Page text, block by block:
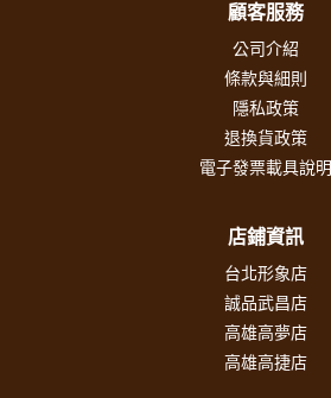
顧客服務
公司介紹
條款與細則
隱私政策
退換貨政策
電子發票載具說明
店鋪資訊
台北形象店
誠品武昌店
高雄高夢店
高雄高捷店